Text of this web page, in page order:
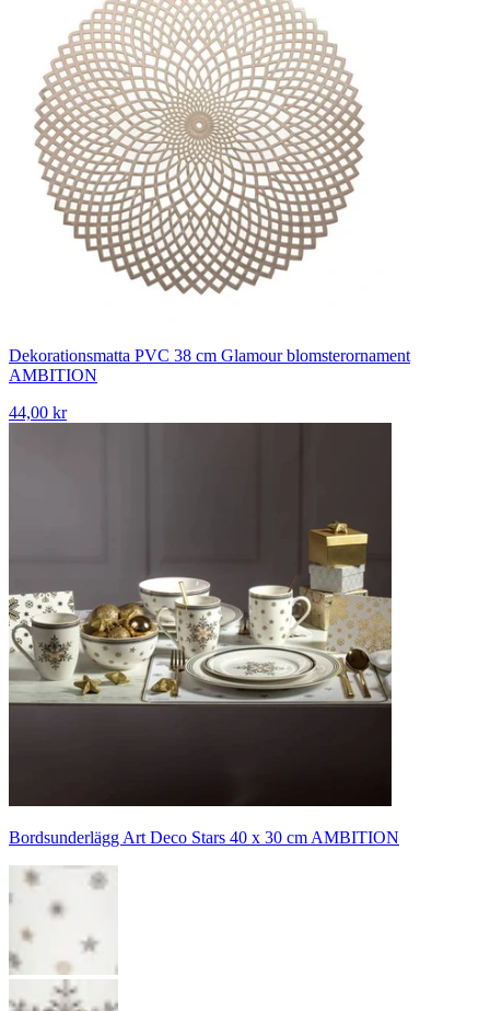
Dekorationsmatta PVC 38 cm Glamour blomsterornament
AMBITION
44,00 kr
Bordsunderlägg Art Deco Stars 40 x 30 cm AMBITION